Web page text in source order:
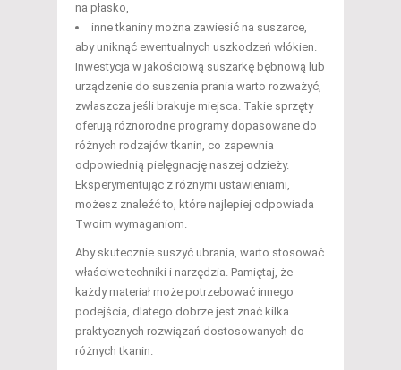
na płasko,
inne tkaniny można zawiesić na suszarce,
aby uniknąć ewentualnych uszkodzeń włókien.
Inwestycja w jakościową suszarkę bębnową lub
urządzenie do suszenia prania warto rozważyć,
zwłaszcza jeśli brakuje miejsca. Takie sprzęty
oferują różnorodne programy dopasowane do
różnych rodzajów tkanin, co zapewnia
odpowiednią pielęgnację naszej odzieży.
Eksperymentując z różnymi ustawieniami,
możesz znaleźć to, które najlepiej odpowiada
Twoim wymaganiom.
Aby skutecznie suszyć ubrania, warto stosować
właściwe techniki i narzędzia. Pamiętaj, że
każdy materiał może potrzebować innego
podejścia, dlatego dobrze jest znać kilka
praktycznych rozwiązań dostosowanych do
różnych tkanin.